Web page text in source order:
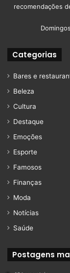
recomendações
Categorias
Bares e
Beleza
Cultura
Destaque
Emoções
Esporte
Famosos
Finanças
Moda
Notícias
Saúde
Postagens